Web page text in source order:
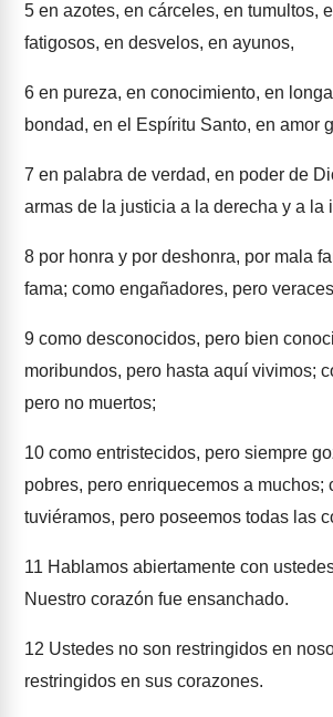
5 en azotes, en cárceles, en tumultos,
fatigosos, en desvelos, en ayunos,
6 en pureza, en conocimiento, en
bondad, en el Espíritu Santo, en amor
7 en palabra de verdad, en poder de
armas de la justicia a la derecha y a la
8 por honra y por deshonra, por mala
fama; como engañadores, pero
9 como desconocidos, pero bien
moribundos, pero hasta aquí vivimos;
pero no muertos;
10 como entristecidos, pero siempre
pobres, pero enriquecemos a muchos;
tuviéramos, pero poseemos todas las
11 Hablamos abiertamente con
Nuestro corazón fue ensanchado.
12 Ustedes no son restringidos en
restringidos en sus corazones.